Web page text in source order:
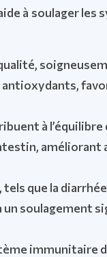
à soulager les
à
améliorant
que la
soulagement
immunitaire